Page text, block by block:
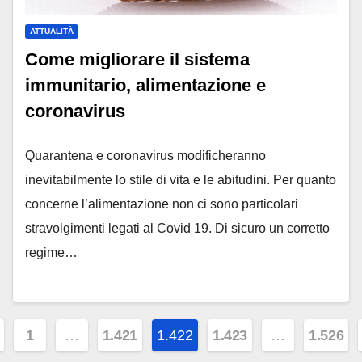
ATTUALITÀ
Come migliorare il sistema
immunitario, alimentazione e
coronavirus
Quarantena e coronavirus modificheranno
inevitabilmente lo stile di vita e le abitudini. Per quanto
concerne l’alimentazione non ci sono particolari
stravolgimenti legati al Covid 19. Di sicuro un corretto
regime…
1 … 1.421 1.422 1.423 … 1.526